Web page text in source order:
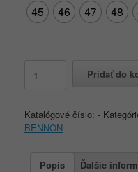
45
46 47 48
BENNON
Boot
Pridať do
Katalógové číslo: -
BENNON
Popis Ďalšie